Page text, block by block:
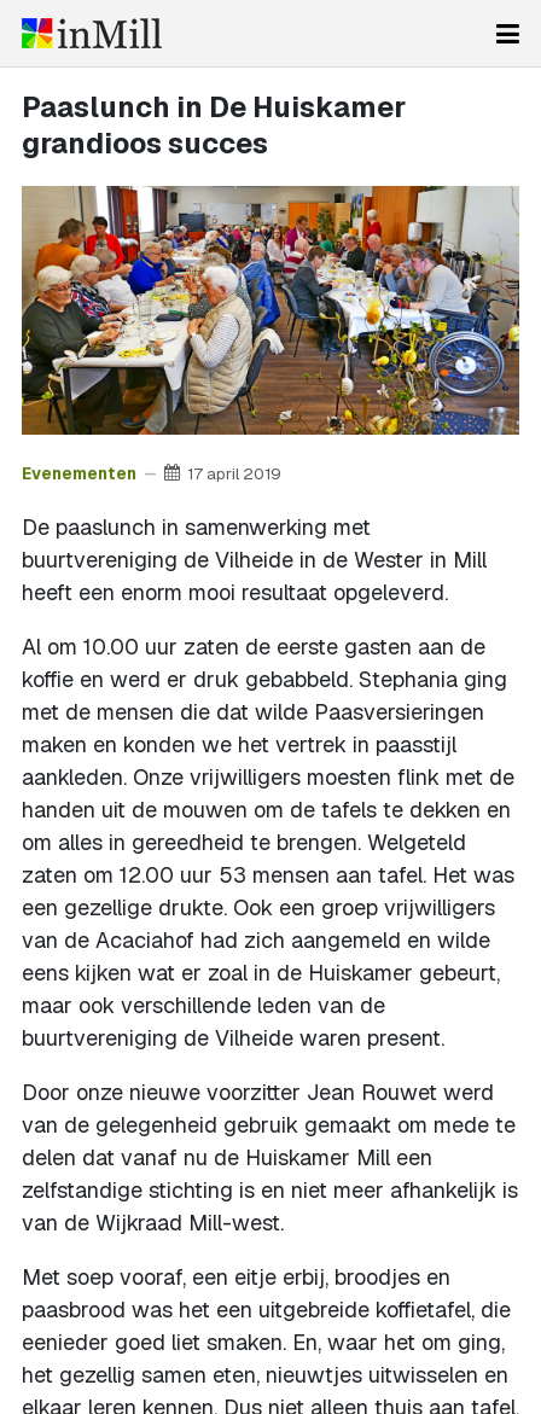
Paaslunch in De Huiskamer
grandioos succes
Evenementen 17 april 2019
De paaslunch in samenwerking met
buurtvereniging de Vilheide in de Wester in Mill
heeft een enorm mooi resultaat opgeleverd.
Al om 10.00 uur zaten de eerste gasten aan de
koffie en werd er druk gebabbeld. Stephania ging
met de mensen die dat wilde Paasversieringen
maken en konden we het vertrek in paasstijl
aankleden. Onze vrijwilligers moesten flink met de
handen uit de mouwen om de tafels te dekken en
om alles in gereedheid te brengen. Welgeteld
zaten om 12.00 uur 53 mensen aan tafel. Het was
een gezellige drukte. Ook een groep vrijwilligers
van de Acaciahof had zich aangemeld en wilde
eens kijken wat er zoal in de Huiskamer gebeurt,
maar ook verschillende leden van de
buurtvereniging de Vilheide waren present.
Door onze nieuwe voorzitter Jean Rouwet werd
van de gelegenheid gebruik gemaakt om mede te
delen dat vanaf nu de Huiskamer Mill een
zelfstandige stichting is en niet meer afhankelijk is
van de Wijkraad Mill-west.
Met soep vooraf, een eitje erbij, broodjes en
paasbrood was het een uitgebreide koffietafel, die
eenieder goed liet smaken. En, waar het om ging,
het gezellig samen eten, nieuwtjes uitwisselen en
elkaar leren kennen. Dus niet alleen thuis aan tafel.